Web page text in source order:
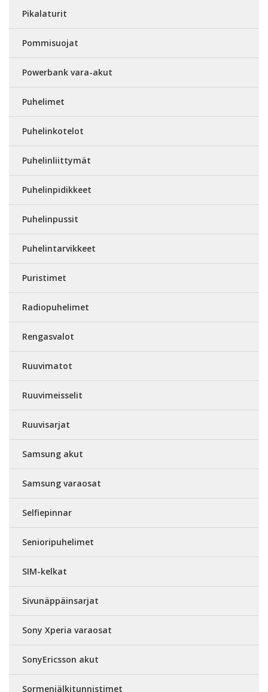
Pikalaturit
Pommisuojat
Powerbank vara-akut
Puhelimet
Puhelinkotelot
Puhelinliittymät
Puhelinpidikkeet
Puhelinpussit
Puhelintarvikkeet
Puristimet
Radiopuhelimet
Rengasvalot
Ruuvimatot
Ruuvimeisselit
Ruuvisarjat
Samsung akut
Samsung varaosat
Selfiepinnar
Senioripuhelimet
SIM-kelkat
Sivunäppäinsarjat
Sony Xperia varaosat
SonyEricsson akut
Sormenjälkitunnistimet